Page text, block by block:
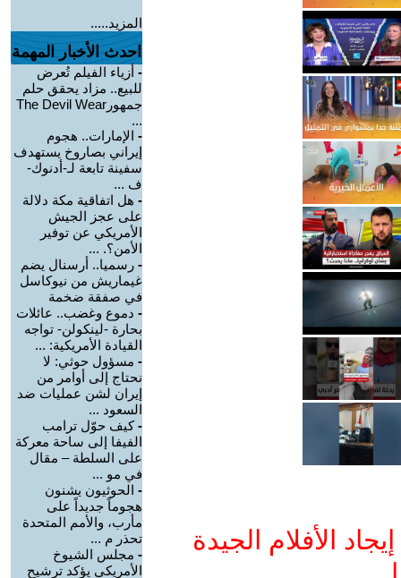
الأفلام الجيدة
المزيد.....
احدث الأخبار المهمة
- أزياء الفيلم تُعرض
للبيع.. مزاد يحقق حلم
جمهورThe Devil Wear
...
- الإمارات.. هجوم
إيراني بصاروخ يستهدف
سفينة تابعة لـ-أدنوك-
ف ...
- هل اتفاقية مكة دلالة
على عجز الجيش
الأمريكي عن توفير
الأمن؟. ...
- رسميا.. أرسنال يضم
غيماريش من نيوكاسل
في صفقة ضخمة
- دموع وغضب.. عائلات
بحارة -لينكولن- تواجه
القيادة الأمريكية: ...
- مسؤول حوثي: لا
نحتاج إلى أوامر من
إيران لشن عمليات ضد
السعود ...
-كيف حوّل ترامب
الفيفا إلى ساحة معركة
على السلطة – مقال
في مو ...
- الحوثيون يشنون
هجوماً جديداً على
مأرب، والأمم المتحدة
تحذر م ...
- مجلس الشيوخ
الأمريكي يؤكد ترشيح